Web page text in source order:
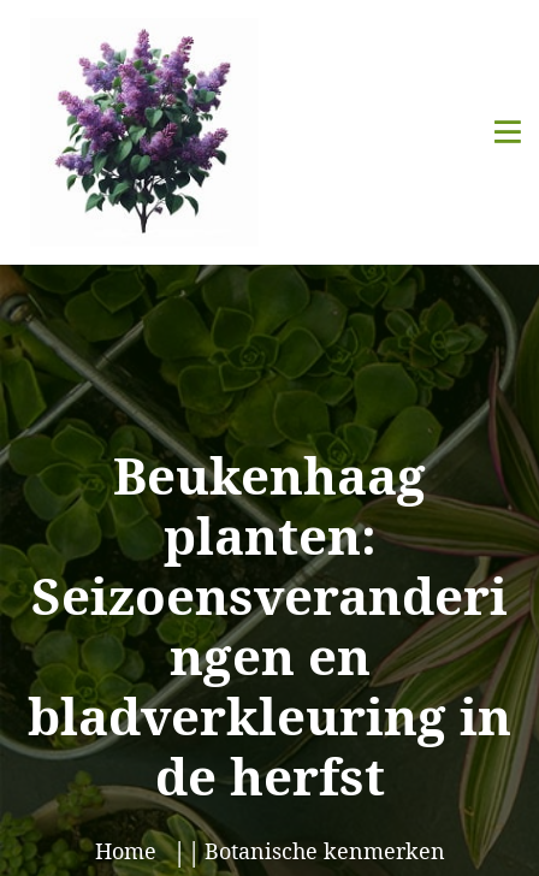
Beukenhaag
planten:
Seizoensveranderi
ngen en
bladverkleuring in
de herfst
Home
Botanische kenmerken